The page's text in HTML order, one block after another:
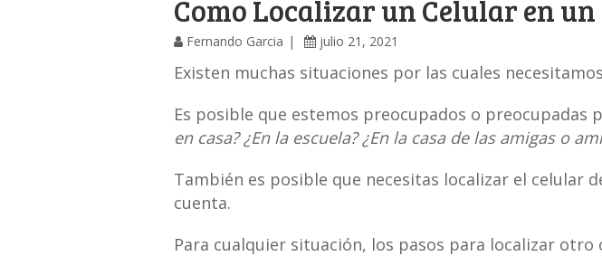
Como Localizar un Celular en un
Fernando Garcia julio 21, 2021
Existen muchas situaciones por las cuales
Es posible que estemos preocupados o
en casa? ¿En la escuela? ¿En la casa de las amigas o
También es posible que necesitas localizar el celular
cuenta.
Para cualquier situación, los pasos para localizar otro